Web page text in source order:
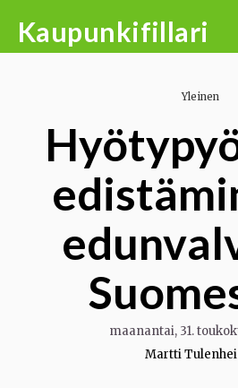
Kaupunkifillari
Yleinen
maanantai, 31.
Martti